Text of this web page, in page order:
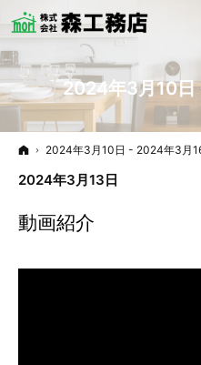
2024年3月10日
ホーム
2024年3月10日 - 2024年3月
2024年3月13日
動画紹介